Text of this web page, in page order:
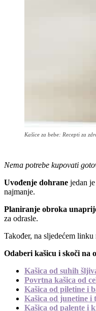
Kašice za bebe: Recepti za
Nema potrebe kupovati
Uvođenje dohrane jedan
najmanje.
Planiranje obroka
za odrasle.
Također, na sljedećem linku
Odaberi kašicu i skoči na
Kašica od suhih
Povrtna kašica od
Kašica od piletine i
Kašica od junetine i
Kašica od palente i